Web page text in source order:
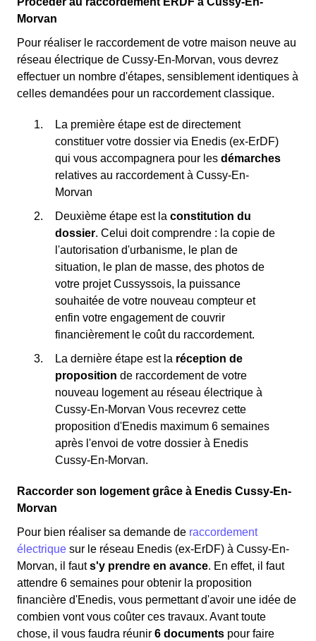
Morvan
Pour réaliser le raccordement de votre maison neuve au
réseau électrique de Cussy-En-Morvan, vous devrez
effectuer un nombre d'étapes, sensiblement identiques à
celles demandées pour un raccordement classique.
La première étape est de directement
constituer votre dossier via Enedis (ex-ErDF)
qui vous accompagnera pour les démarches
relatives au raccordement à Cussy-En-
Morvan
Deuxième étape est la constitution du
dossier. Celui doit comprendre : la copie de
l'autorisation d'urbanisme, le plan de
situation, le plan de masse, des photos de
votre projet Cussyssois, la puissance
souhaitée de votre nouveau compteur et
enfin votre engagement de couvrir
financièrement le coût du raccordement.
La dernière étape est la réception de
proposition de raccordement de votre
nouveau logement au réseau électrique à
Cussy-En-Morvan Vous recevrez cette
proposition d'Enedis maximum 6 semaines
après l'envoi de votre dossier à Enedis
Cussy-En-Morvan.
Raccorder son logement grâce à Enedis Cussy-En-
Morvan
Pour bien réaliser sa demande de raccordement
électrique sur le réseau Enedis (ex-ErDF) à Cussy-En-
Morvan, il fauts'y prendre en avance. En effet, il faut
attendre 6 semaines pour obtenir la proposition
financière d'Enedis, vous permettant d'avoir une idée de
combien vont vous coûter ces travaux. Avant toute
chose, il vous faudra réunir 6 documents pour faire